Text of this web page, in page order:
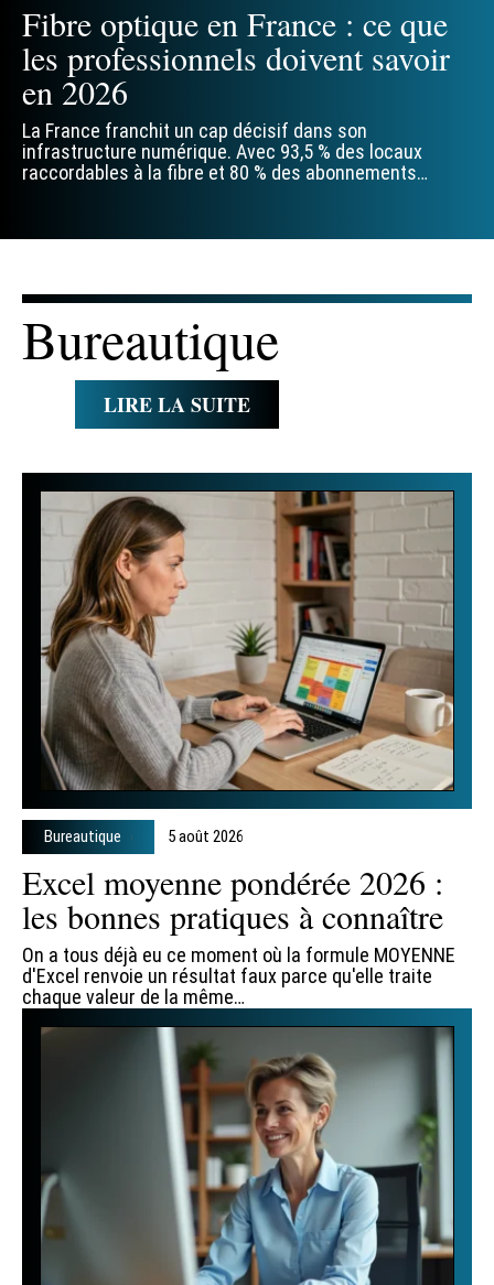
Fibre optique en France : ce que
les professionnels doivent savoir
en 2026
La France franchit un cap décisif dans son
infrastructure numérique. Avec 93,5 % des locaux
raccordables à la fibre et 80 % des abonnements…
Bureautique
LIRE LA SUITE
Bureautique 5 août 2026
Excel moyenne pondérée 2026 :
les bonnes pratiques à connaître
On a tous déjà eu ce moment où la formule MOYENNE
d'Excel renvoie un résultat faux parce qu'elle traite
chaque valeur de la même…